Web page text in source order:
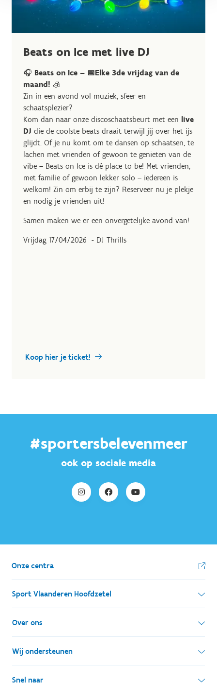
Beats on Ice met live DJ
🎧 Beats on Ice – 📅Elke 3de vrijdag van de
maand! 🧊
Zin in een avond vol muziek, sfeer en
schaatsplezier?
Kom dan naar onze discoschaatsbeurt met een live
DJ die de coolste beats draait terwijl jij over het ijs
glijdt. Of je nu komt om te dansen op schaatsen, te
lachen met vrienden of gewoon te genieten van de
vibe – Beats on Ice is dé place to be! Met vrienden,
met familie of gewoon lekker solo – iedereen is
welkom! Zin om erbij te zijn? Reserveer nu je plekje
en nodig je vrienden uit!
Samen maken we er een onvergetelijke avond van!
Vrijdag 17/04/2026 - DJ Thrills
Koop hier je ticket!
#sportersbelevenmeer
ook op sociale media
Onze centra
Sport Vlaanderen Hoofdzetel
Simon Bolivarlaan 17
1000 Brussel
Ondernemingsnummer: BE 0248.142.826
Over ons
Wie zijn we, wat doen we
Onze centra
Wij ondersteunen
Lokale besturen
Snel naar